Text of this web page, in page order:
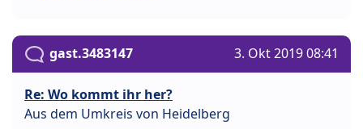
gast.3483147 3. Okt 2019 08:41
Re: Wo kommt ihr her?
Aus dem Umkreis von Heidelberg